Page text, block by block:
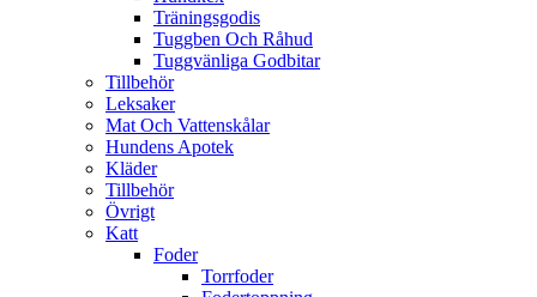
Träningsgodis
Tuggben Och Råhud
Tuggvänliga Godbitar
Tillbehör
Leksaker
Mat Och Vattenskålar
Hundens Apotek
Kläder
Tillbehör
Övrigt
Katt
Foder
Torrfoder